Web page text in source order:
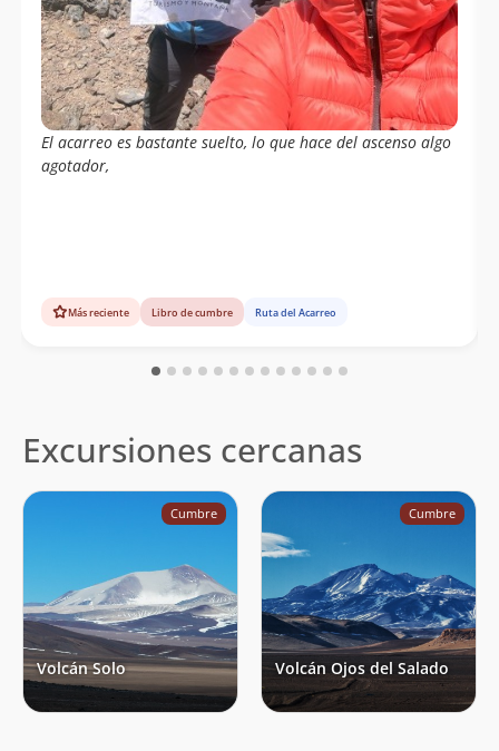
El acarreo es bastante suelto, lo que hace del ascenso algo
agotador,
Más reciente Libro de cumbre Ruta del Acarreo
Excursiones cercanas
Cumbre
Volcán Solo
Cumbre
Volcán Ojos del Salado